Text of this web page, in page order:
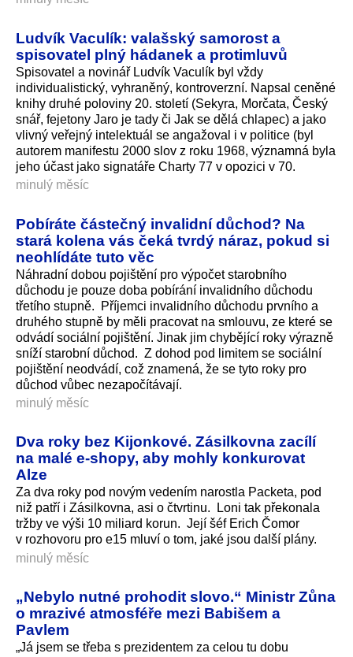
Ludvík Vaculík: valašský samorost a
spisovatel plný hádanek a protimluvů
Spisovatel a novinář Ludvík Vaculík byl vždy
individualistický, vyhraněný, kontroverzní. Napsal ceněné
knihy druhé poloviny 20. století (Sekyra, Morčata, Český
snář, fejetony Jaro je tady či Jak se dělá chlapec) a jako
vlivný veřejný intelektuál se angažoval i v politice (byl
autorem manifestu 2000 slov z roku 1968, významná byla
jeho účast jako signatáře Charty 77 v opozici v 70.
minulý měsíc
Pobíráte částečný invalidní důchod? Na
stará kolena vás čeká tvrdý náraz, pokud si
neohlídáte tuto věc
Náhradní dobou pojištění pro výpočet starobního
důchodu je pouze doba pobírání invalidního důchodu
třetího stupně. Příjemci invalidního důchodu prvního a
druhého stupně by měli pracovat na smlouvu, ze které se
odvádí sociální pojištění. Jinak jim chybějící roky výrazně
sníží starobní důchod. Z dohod pod limitem se sociální
pojištění neodvádí, což znamená, že se tyto roky pro
důchod vůbec nezapočítávají.
minulý měsíc
Dva roky bez Kijonkové. Zásilkovna zacílí
na malé e-shopy, aby mohly konkurovat
Alze
Za dva roky pod novým vedením narostla Packeta, pod
niž patří i Zásilkovna, asi o čtvrtinu. Loni tak překonala
tržby ve výši 10 miliard korun. Její šéf Erich Čomor
v rozhovoru pro e15 mluví o tom, jaké jsou další plány.
minulý měsíc
„Nebylo nutné prohodit slovo.“ Ministr Zůna
o mrazivé atmosféře mezi Babišem a
Pavlem
„Já jsem se třeba s prezidentem za celou tu dobu